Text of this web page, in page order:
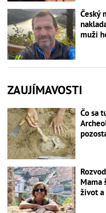
Český
muži
ZAUJÍMAVOSTI
Čo sa
Mama
život a